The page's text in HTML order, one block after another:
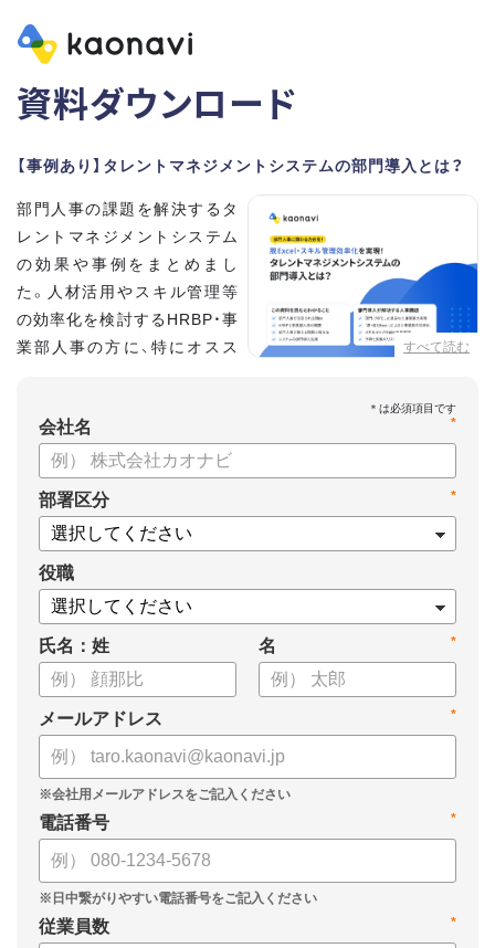
資料ダウンロード
【事例あり】タレントマネジメントシステムの部門導入とは？
すべて読む
部門人事の課題を解決するタ
レントマネジメントシステム
の効果や事例をまとめまし
た。人材活用やスキル管理等
の効率化を検討するHRBP・事
業部人事の方に、特にオスス
【資料の内容】
・部門人事が抱える問題とその解決法
・タレントマネジメントシステムの部門導入するメリット
・スキル管理をはじめとする企業のシステム活用事例
*
会社名
*
部署区分
役職
氏名：姓 *
名
*
メールアドレス
*
電話番号
*
従業員数